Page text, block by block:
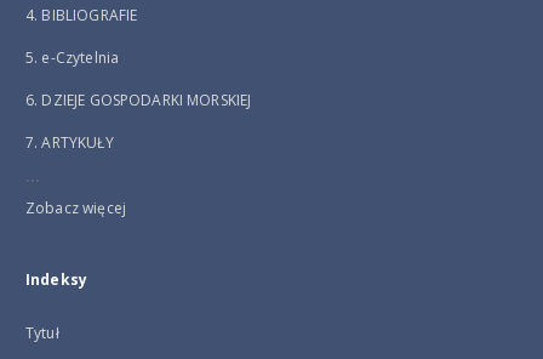
4. BIBLIOGRAFIE
5. e-Czytelnia
6. DZIEJE GOSPODARKI MORSKIEJ
7. ARTYKUŁY
...
Zobacz więcej
Indeksy
Tytuł